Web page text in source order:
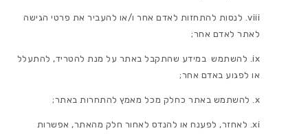
לנסות להתחזות לאדם אחר ו/או להעביר את פרטי הגישה
לאתר לאדם אחר;
להשתמש במידע שהתקבל באתר על מנת להטריד, להתעלל
או לפגוע באדם אחר;
להשתמש באתר כחלק מכל מאמץ להתחרות באתר;
לאחזר, לפענח או להנדס לאחור חלק מהאתר, אפשרות